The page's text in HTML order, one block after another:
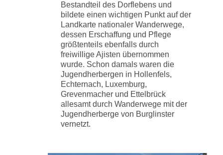
Bestandteil des Dorflebens und
bildete einen wichtigen Punkt auf der
Landkarte nationaler Wanderwege,
dessen Erschaffung und Pflege
größtenteils ebenfalls durch
freiwillige Ajisten übernommen
wurde. Schon damals waren die
Jugendherbergen in Hollenfels,
Echternach, Luxemburg,
Grevenmacher und Ettelbrück
allesamt durch Wanderwege mit der
Jugendherberge von Burglinster
vernetzt.